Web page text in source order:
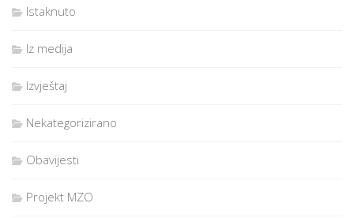
Istaknuto
Iz medija
Izvještaj
Nekategorizirano
Obavijesti
Projekt MZO